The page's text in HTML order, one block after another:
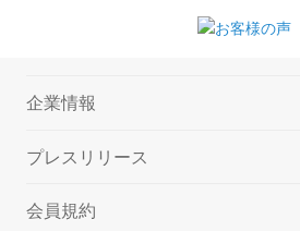
企業情報
プレスリリース
会員規約